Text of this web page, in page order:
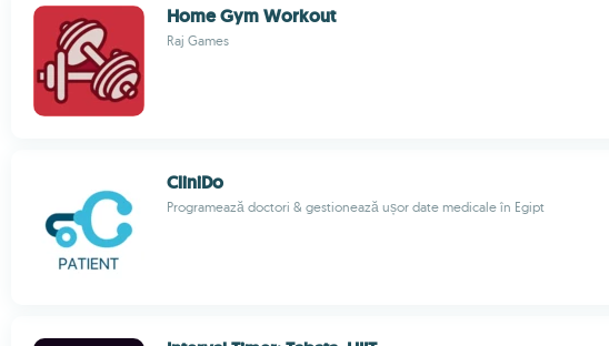
Home Gym Workout
Raj Games
CliniDo
Programează doctori & gestionează ușor date medicale în Egipt